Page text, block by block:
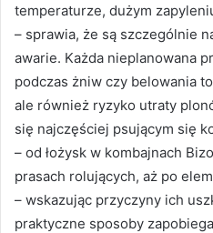
temperaturze, dużym
– sprawia, że są szczególnie
awarie. Każda nieplanowana
podczas żniw czy belowania
ale również ryzyko utraty
się najczęściej psującym się
– od łożysk w kombajnach
prasach rolujących, aż po
– wskazując przyczyny ich
praktyczne sposoby